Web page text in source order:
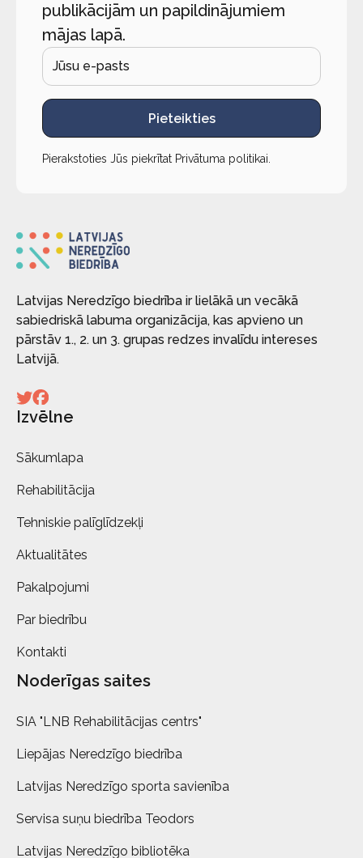
publikācijām un papildinājumiem
mājas lapā.
Pieteikties
Pierakstoties Jūs piekrītat Privātuma politikai
Latvijas Neredzīgo biedrība ir lielākā un vecākā
sabiedriskā labuma organizācija, kas apvieno un
pārstāv 1., 2. un 3. grupas redzes invalīdu intereses
Latvijā.
Izvēlne
Sākumlapa
Rehabilitācija
Tehniskie palīglīdzekļi
Aktualitātes
Pakalpojumi
Par biedrību
Kontakti
Noderīgas saites
SIA "LNB Rehabilitācijas centrs"
Liepājas Neredzīgo biedrība
Latvijas Neredzīgo sporta savienība
Servisa suņu biedrība Teodors
Latvijas Neredzīgo bibliotēka